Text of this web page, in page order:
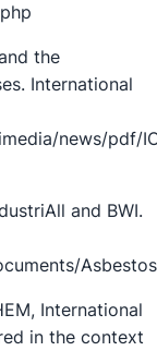
the
International
news/pdf/
and BWI.
International
in the context